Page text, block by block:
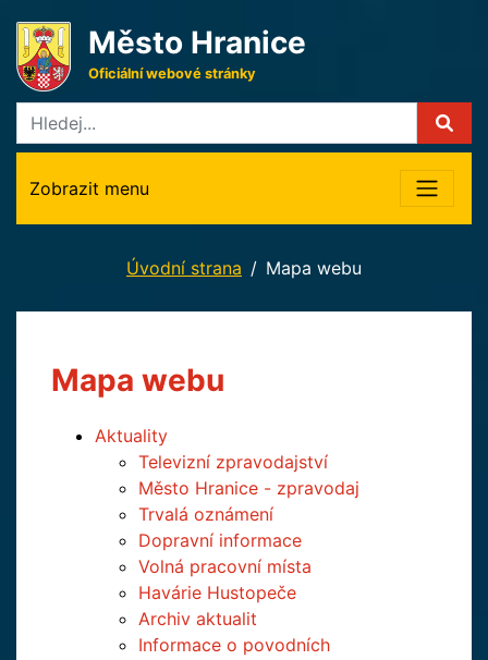
Město Hranice
Oficiální webové stránky
Zobrazit menu
Úvodní strana Mapa webu
Mapa webu
Aktuality
Televizní zpravodajství
Město Hranice - zpravodaj
Trvalá oznámení
Dopravní informace
Volná pracovní místa
Havárie Hustopeče
Archiv aktualit
Informace o povodních